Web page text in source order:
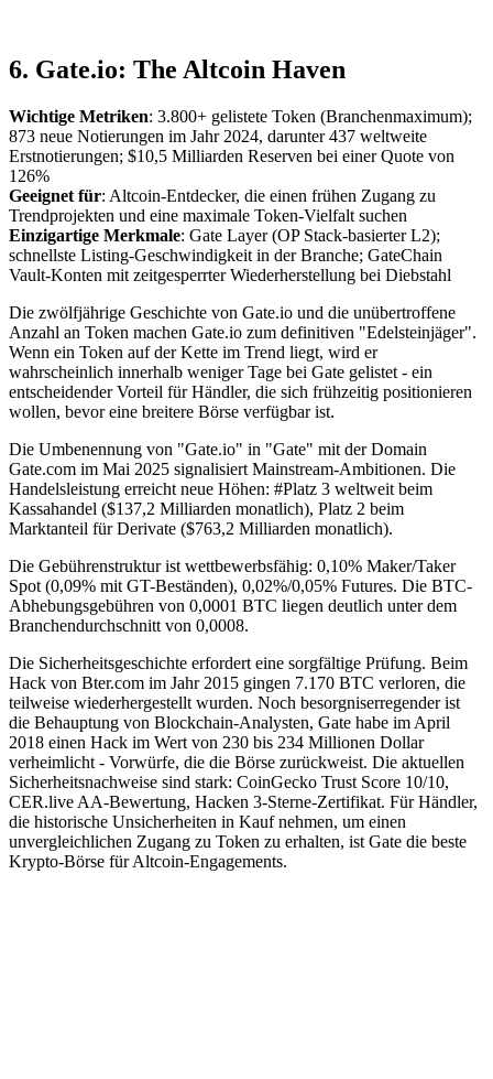
6. Gate.io: The Altcoin Haven
Wichtige Metriken: 3.800+ gelistete Token (Branchenmaximum);
873 neue Notierungen im Jahr 2024, darunter 437 weltweite
Erstnotierungen; $10,5 Milliarden Reserven bei einer Quote von
126%
Geeignet für: Altcoin-Entdecker, die einen frühen Zugang zu
Trendprojekten und eine maximale Token-Vielfalt suchen
Einzigartige Merkmale: Gate Layer (OP Stack-basierter L2);
schnellste Listing-Geschwindigkeit in der Branche; GateChain
Vault-Konten mit zeitgesperrter Wiederherstellung bei Diebstahl
Die zwölfjährige Geschichte von Gate.io und die unübertroffene
Anzahl an Token machen Gate.io zum definitiven "Edelsteinjäger".
Wenn ein Token auf der Kette im Trend liegt, wird er
wahrscheinlich innerhalb weniger Tage bei Gate gelistet - ein
entscheidender Vorteil für Händler, die sich frühzeitig positionieren
wollen, bevor eine breitere Börse verfügbar ist.
Die Umbenennung von "Gate.io" in "Gate" mit der Domain
Gate.com im Mai 2025 signalisiert Mainstream-Ambitionen. Die
Handelsleistung erreicht neue Höhen: #Platz 3 weltweit beim
Kassahandel ($137,2 Milliarden monatlich), Platz 2 beim
Marktanteil für Derivate ($763,2 Milliarden monatlich).
Die Gebührenstruktur ist wettbewerbsfähig: 0,10% Maker/Taker
Spot (0,09% mit GT-Beständen), 0,02%/0,05% Futures. Die BTC-
Abhebungsgebühren von 0,0001 BTC liegen deutlich unter dem
Branchendurchschnitt von 0,0008.
Die Sicherheitsgeschichte erfordert eine sorgfältige Prüfung. Beim
Hack von Bter.com im Jahr 2015 gingen 7.170 BTC verloren, die
teilweise wiederhergestellt wurden. Noch besorgniserregender ist
die Behauptung von Blockchain-Analysten, Gate habe im April
2018 einen Hack im Wert von 230 bis 234 Millionen Dollar
verheimlicht - Vorwürfe, die die Börse zurückweist. Die aktuellen
Sicherheitsnachweise sind stark: CoinGecko Trust Score 10/10,
CER.live AA-Bewertung, Hacken 3-Sterne-Zertifikat. Für Händler,
die historische Unsicherheiten in Kauf nehmen, um einen
unvergleichlichen Zugang zu Token zu erhalten, ist Gate die beste
Krypto-Börse für Altcoin-Engagements.